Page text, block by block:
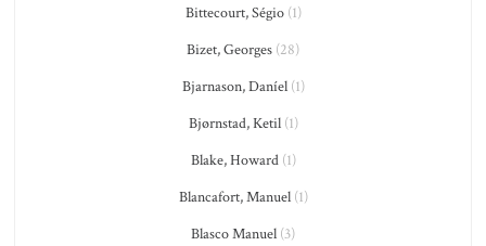
Bittecourt, Ségio(1)
Bizet, Georges (28)
Bjarnason, Daníel(1)
Bjørnstad, Ketil(1)
Blake, Howard(1)
Blancafort, Manuel(1)
Blasco Manuel (3)